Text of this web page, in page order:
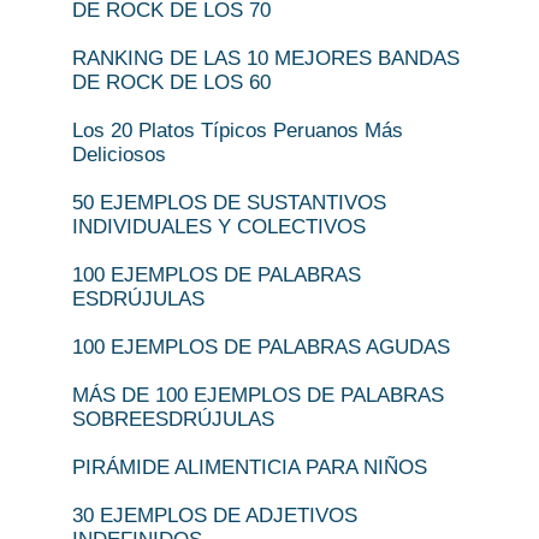
DE ROCK DE LOS 70
RANKING DE LAS 10 MEJORES BANDAS
DE ROCK DE LOS 60
Los 20 Platos Típicos Peruanos Más
Deliciosos
50 EJEMPLOS DE SUSTANTIVOS
INDIVIDUALES Y COLECTIVOS
100 EJEMPLOS DE PALABRAS
ESDRÚJULAS
100 EJEMPLOS DE PALABRAS AGUDAS
MÁS DE 100 EJEMPLOS DE PALABRAS
SOBREESDRÚJULAS
PIRÁMIDE ALIMENTICIA PARA NIÑOS
30 EJEMPLOS DE ADJETIVOS